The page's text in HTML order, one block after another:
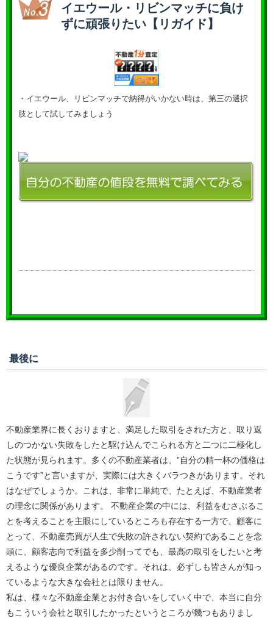
イエウール・リビンマッチに負け
ずに頑張りたい【リガイド】
・イエウール、リビンマッチで納得がいかない時は、第三の選択
肢として試してみましょう
最後に
不動産業界に長くおりますと、満足した取引をされた方と、取り返
しのつかない失敗をしたと駆け込んでこられる方と二つに二極化し
た状態が見られます。多くの不動産業者は、”自分の精一杯の価格は
こうです”と言いますが、実際には大きくバラつきがあります。それ
はなぜでしょうか。これは、非常に単純で、たとえば、不動産業者
の理念に関係があります。 不動産企業の中には、利益をむさぶるこ
とを考えることを主眼にしているところも存在する一方で、顧客に
とって、不動産売買が人生で失敗の許されない契約であることを念
頭に、顧客志向で利益を多少削ってでも、最高の取引をしたいと考
えるような優良企業があるのです。それは、必ずしも皆さんが知っ
ているような大きな会社とは限りません。
私は、様々な不動産企業とお付き合いをしていく中で、本当に自分
もこういう会社と取引したかったというところが幾つもありまし